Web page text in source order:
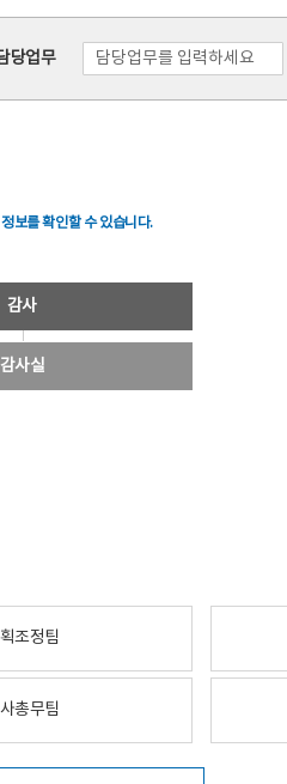
당업무
보를 확인할 수 있습니다.
감사
감사실
조정팀
총무팀